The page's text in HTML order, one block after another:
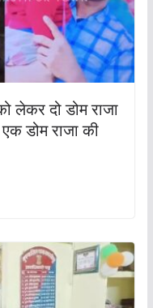
लेकर दो डोम राजा
डोम राजा की